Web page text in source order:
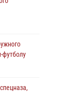
в
Руси
20
футболу